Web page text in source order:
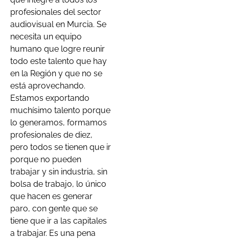
profesionales del sector
audiovisual en Murcia. Se
necesita un equipo
humano que logre reunir
todo este talento que hay
en la Región y que no se
está aprovechando.
Estamos exportando
muchísimo talento porque
lo generamos, formamos
profesionales de diez,
pero todos se tienen que ir
porque no pueden
trabajar y sin industria, sin
bolsa de trabajo, lo único
que hacen es generar
paro, con gente que se
tiene que ir a las capitales
a trabajar. Es una pena